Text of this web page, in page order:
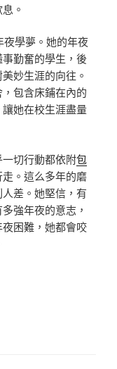
。
夜學夢。她的年夜
勤奮的學生，後
妙生涯的向往。
包含床鋪在內的
她在校生涯盡量
切行動都依附包
。這么多年的磨
差。她堅信，有
強年夜的意志，
困難，她都會咬